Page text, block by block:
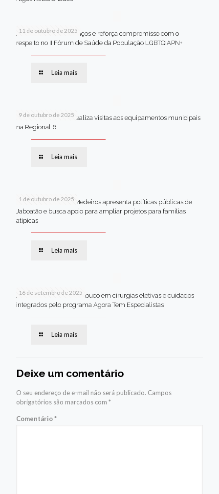
11 de outubro de 2025
Jaboatão celebra avanços e reforça compromisso com o
respeito no II Fórum de Saúde da População LGBTQIAPN+
Leia mais
9 de outubro de 2025
Van dos secretários realiza visitas aos equipamentos municipais
na Regional 6
Leia mais
1 de outubro de 2025
Em Brasília, Andréa Medeiros apresenta políticas públicas de
Jaboatão e busca apoio para ampliar projetos para famílias
atípicas
Leia mais
16 de setembro de 2025
Jaboatão lidera Pernambuco em cirurgias eletivas e cuidados
integrados pelo programa Agora Tem Especialistas
Leia mais
Deixe um comentário
O seu endereço de e-mail não será publicado. Campos
obrigatórios são marcados com *
Comentário*